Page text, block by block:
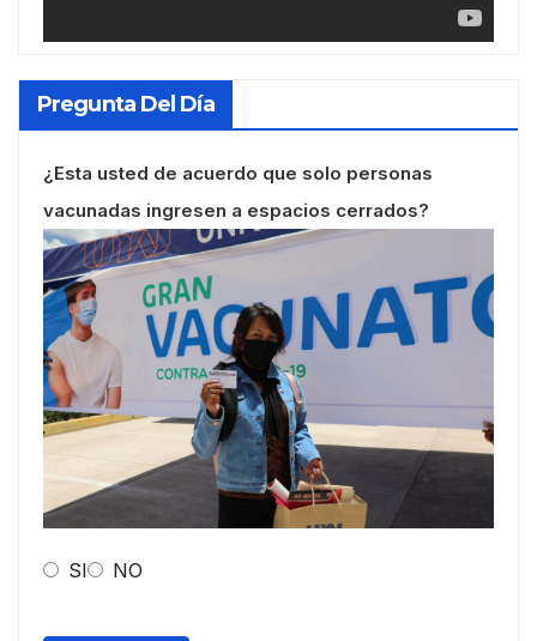
Pregunta Del Día
¿Esta usted de acuerdo que solo personas
vacunadas ingresen a espacios cerrados?
SI NO